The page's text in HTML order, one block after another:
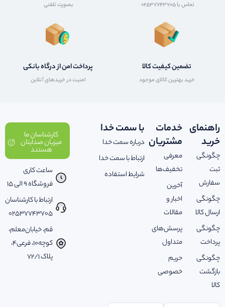
تماس با 02537743705 بصورت تلفنی
تضمین کیفیت کالا
خرید بهترین کالای موجود
پرداخت امن از درگاه بانکی
امنیت در خریدهای آنلاین
راهنمای
خرید
چگونگی
ثبت
سفارش
چگونگی
ارسال کالا
چگونگی
پرداخت
چگونگی
بازگشت
کالا
خدمات
مشتریان
معرفی
تخفیف‌ها
آخرین
اخبار و
مقالات
پرسش‌های
متداول
حریم
خصوصی
با سمت خدا
درباره سمت خدا
ارتباط با سمت خدا
شرایط استفاده
کارشناسان ما
میزبان صدایتان
هستند
ساعت کاری
فروشگاه 9 الی 15
ارتباط با کارشناسان
02537743705
قم، خیابان‌معلم،
کوچه‌10، فرعی‌4،
پلاک ‌72/1